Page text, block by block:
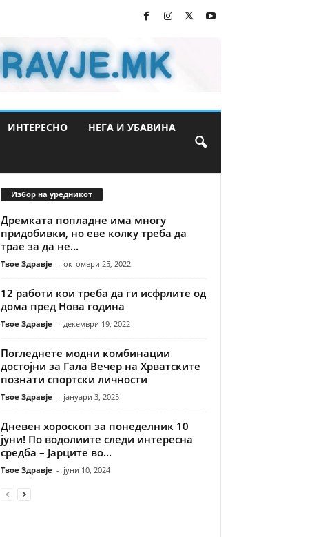
ИНТЕРЕСНО НЕГА И УБАВИНА
Избор на уредникот
Дремката попладне има многу
придобивки, но еве колку треба да
трае за да не...
Твое Здравје - октомври 25, 2022
12 работи кои треба да ги исфрлите од
дома пред Нова година
Твое Здравје - декември 19, 2022
Погледнете модни комбинации
достојни за Гала Вечер на Хрватските
познати спортски личности
Твое Здравје - јануари 3, 2025
Дневен хороскоп за понеделник 10
јуни! По водолиите следи интересна
средба – Јарците во...
Твое Здравје - јуни 10, 2024